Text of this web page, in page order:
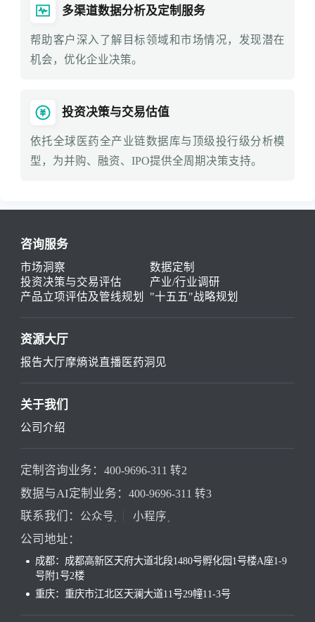
多渠道数据分析及定制服务
帮助客户深入了解目标领域和市场情况，发现潜在
机会，优化企业决策。
投资决策与交易估值
依托全球医药全产业链数据库与顶级投行级分析模
型，为并购、融资、IPO提供全周期决策支持。
咨询服务
市场洞察
数据定制
投资决策与交易评估
产业/行业调研
产品立项评估及管线规划
"十五五"战略规划
资源大厅
报告大厅摩熵说直播 医药洞见
关于我们
公司介绍
定制咨询业务： 400-9696-311 转2
数据与AI定制业务： 400-9696-311 转3
联系我们： 公众号 小程序
公司地址：
成都：成都高新区天府大道北段1480号孵化园1号楼A座1-9
号附1号2楼
重庆：重庆市江北区天澜大道11号29幢11-3号